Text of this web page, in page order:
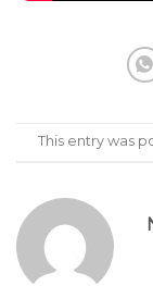
This entry was